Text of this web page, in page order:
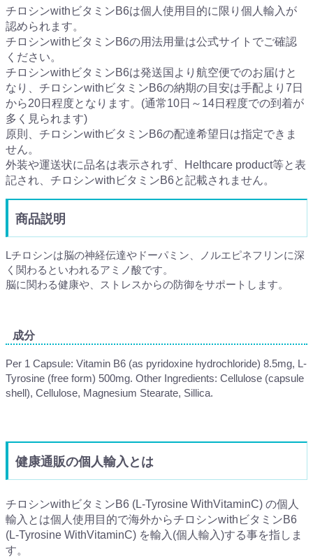
チロシンwithビタミンB6は個人使用目的に限り個人輸入が
認められます。
チロシンwithビタミンB6の用法用量は公式サイトでご確認
ください。
チロシンwithビタミンB6は発送国より航空便でのお届けと
なり、チロシンwithビタミンB6の納期の目安は手配より7日
から20日程度となります。(通常10日～14日程度での到着が
多く見られます)
原則、チロシンwithビタミンB6の配達希望日は指定できま
せん。
外装や運送状に品名は表示されず、Helthcare product等と表
記され、チロシンwithビタミンB6と記載されません。
商品説明
Lチロシンは脳の神経伝達やドーパミン、ノルエピネフリンに深
く関わるといわれるアミノ酸です。
脳に関わる健康や、ストレスからの防御をサポートします。
成分
Per 1 Capsule: Vitamin B6 (as pyridoxine hydrochloride) 8.5mg, L-
Tyrosine (free form) 500mg. Other Ingredients: Cellulose (capsule
shell), Cellulose, Magnesium Stearate, Sillica.
健康通販の個人輸入とは
チロシンwithビタミンB6 (L-Tyrosine WithVitaminC) の個人
輸入とは個人使用目的で海外からチロシンwithビタミンB6
(L-Tyrosine WithVitaminC) を輸入(個人輸入)する事を指しま
す。